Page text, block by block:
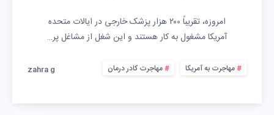
امروزه، تقریباً ۲۰۰ هزار پزشک خارجی در ایالات متحده
آمریکا مشغول به‌ کار هستند و این شغل از مشاغل پر…
مهاجرت به آمریکا مهاجرت کادر درمان zahra g